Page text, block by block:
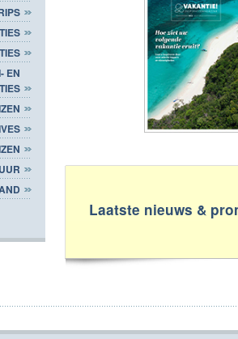
EN
Laatste nieuws &